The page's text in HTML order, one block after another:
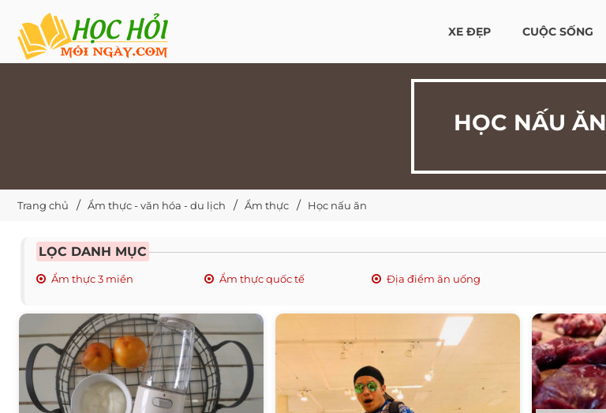
XE ĐẸP CUỘC SỐNG
HỌC NẤU ĂN
Trang chủ Ẩm thực - văn hóa - du lịch Ẩm thực Học nấu ăn
LỌC DANH MỤC
Ẩm thực 3 miền Ẩm thực quốc tế Địa điểm ăn uống